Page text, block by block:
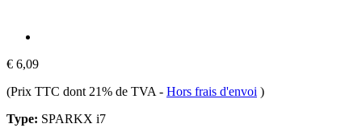
€ 6,09
(Prix TTC dont 21% de TVA - Hors frais d'envoi )
Type: SPARKX i7